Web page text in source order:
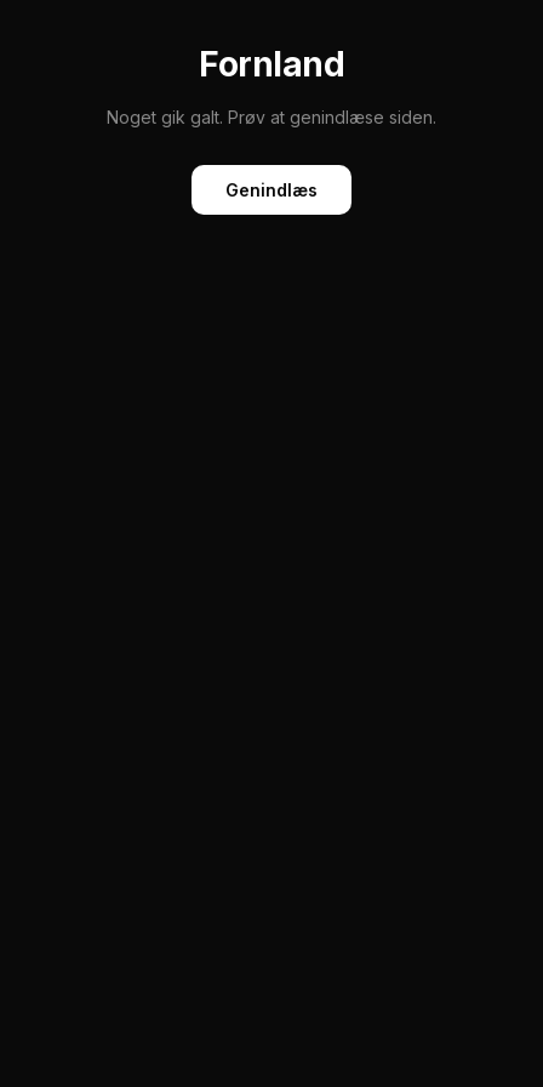
Fornland
Noget gik galt. Prøv at genindlæse siden.
Genindlæs